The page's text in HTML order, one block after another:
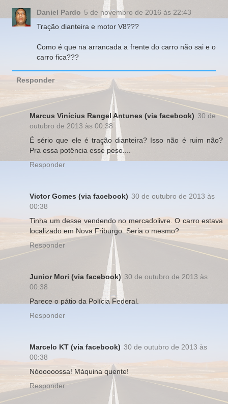
Daniel Pardo 5 de novembro de 2016 às 22:43
Tração dianteira e motor V8???
Como é que na arrancada a frente do carro não sai e o
carro fica???
Responder
Marcus Vinícius Rangel Antunes (via facebook) 30 de
outubro de 2013 às 00:38
É sério que ele é tração dianteira? Isso não é ruim não?
Pra essa potência esse peso....
Responder
Victor Gomes (via facebook) 30 de outubro de 2013 às
00:38
Tinha um desse vendendo no mercadolivre. O carro estava
localizado em Nova Friburgo. Seria o mesmo?
Responder
Junior Mori (via facebook) 30 de outubro de 2013 às
00:38
Parece o pátio da Polícia Federal.
Responder
Marcelo KT (via facebook) 30 de outubro de 2013 às
00:38
Nóooooossa! Máquina quente!
Responder